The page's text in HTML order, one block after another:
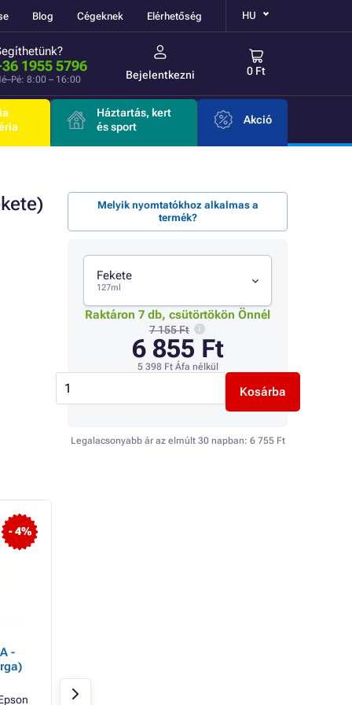
Blog Cégeknek Elérhetőség HU
1955 5796
8:00 – 16:00 Bejelentkezni 0 Ft
Háztartás, kert
és sport
Akció
Melyik nyomtatókhoz alkalmas a
termék?
Fekete
127ml
Raktáron 7 db, csütörtökön Önnél
7 155 Ft
6 855 Ft
5 398 FtÁfa nélkül
Kosárba
Legalacsonyabb ár az elmúlt 30 napban: 6 755 Ft
- 4%
-